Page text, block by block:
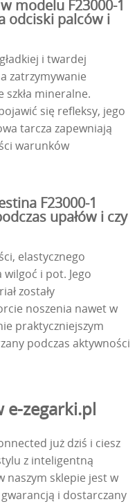
modelu F23000-1
odciski palców i
i twardej
zatrzymywanie
mineralne.
się refleksy, jego
tarcza zapewniają
warunków
F23000-1
upałów i czy
elastycznego
i pot. Jego
zostały
noszenia nawet w
praktyczniejszym
podczas aktywności
e-zegarki.pl
już dziś i ciesz
z inteligentną
naszym sklepie jest w
i dostarczany